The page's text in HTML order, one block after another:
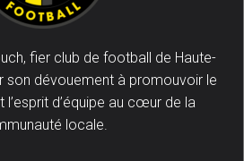
fier club de football de Haute-
son dévouement à promouvoir le
l’esprit d’équipe au cœur de la
locale.